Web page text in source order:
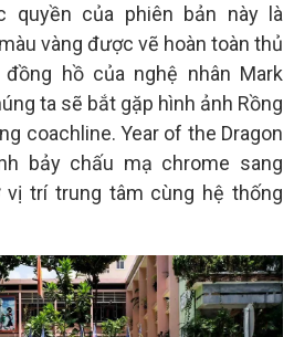
quyền của phiên bản này là
vàng được vẽ hoàn toàn thủ
hồ của nghệ nhân Mark
ta sẽ bắt gặp hình ảnh Rồng
coachline. Year of the Dragon
bảy chấu mạ chrome sang
trí trung tâm cùng hệ thống